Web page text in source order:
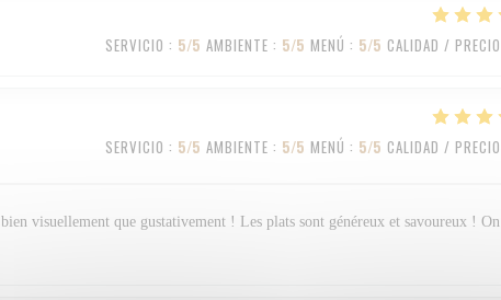
SERVICIO : 5/5 AMBIENTE : 5/5 MENÚ : 5/5 CALIDAD / PRECIO
SERVICIO : 5/5 AMBIENTE : 5/5 MENÚ : 5/5 CALIDAD / PRECIO
visuellement que gustativement ! Les plats sont généreux et savoureux ! On